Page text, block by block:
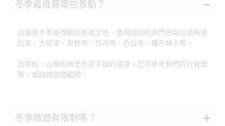
冬季最推薦哪些景點？
拉薩是冬季遊西藏的首選之地。值得造訪的熱門景點包括布達
拉宮、大昭寺、哲蚌寺、甘丹寺、色拉寺、羅布林卡等。
日喀則、山南和林芝也是不錯的選擇。您可參考我們的行程套
裝，或諮詢旅遊顧問。
冬季旅遊有限制嗎？